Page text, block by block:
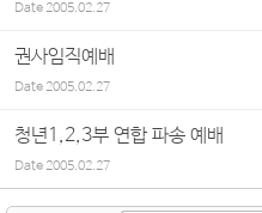
Date2005.02.27
권사임직예배
Date2005.02.27
청년1,2,3부 연합 파송 예배
Date2005.02.27